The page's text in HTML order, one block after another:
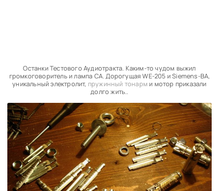
Останки Тестового Аудиотракта. Каким-то чудом выжил
громкоговоритель и лампа СА. Дорогущая WE-205 и Siemens-ВА,
уникальный электролит, пружинный тонарм и мотор приказали
долго жить..